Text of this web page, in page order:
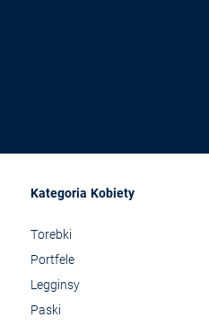
Kategoria Kobiety
Torebki
Portfele
Legginsy
Paski